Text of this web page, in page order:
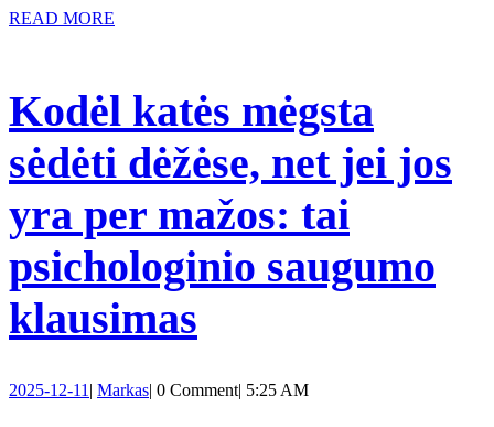
READ MORE
Kodėl katės mėgsta
sėdėti dėžėse, net jei jos
yra per mažos: tai
psichologinio saugumo
klausimas
2025-12-11 2025-
| MarkasMarkas
| 0 Comment| 5:25 AM